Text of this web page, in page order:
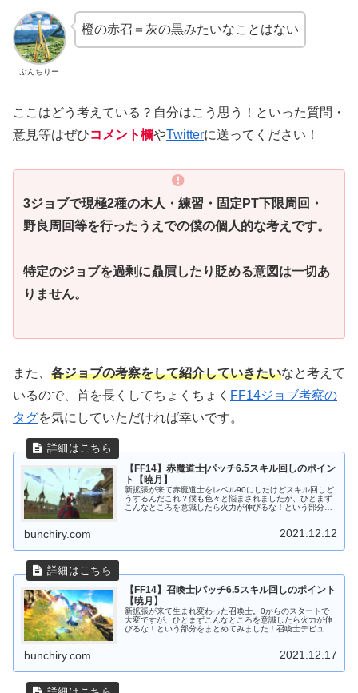
ぶんちりー
橙の赤召＝灰の黒みたいなことはない
ここはどう考えている？自分はこう思う！といった質問・
意見等はぜひコメント欄やTwitterに送ってください！
3ジョブで現極2種の木人・練習・固定PT下限周回・
野良周回等を行ったうえでの僕の個人的な考えです。
特定のジョブを過剰に贔屓したり貶める意図は一切あ
りません。
また、 各ジョブの考察をして紹介していきたいなと考えて
いるので、首を長くしてちょくちょく FF14ジョブ考察の
タグを気にしていただければ幸いです。
【FF14】赤魔道士|パッチ6.5スキル回しのポイン
ト【暁月】
新拡張が来て赤魔道士をレベル90にしたけどスキル回しど
うするんだこれ？僕も色々と悩まされましたが、ひとまず
こんなところを意識したら火力が伸びるな！という部分を
bunchiry.com 2021.12.12
【FF14】召喚士|パッチ6.5スキル回しのポイント
【暁月】
新拡張が来て生まれ変わった召喚士。0からのスタートで
大変ですが、ひとまずこんなところを意識したら火力が伸
びるな！という部分をまとめてみました！召喚士デビュー
bunchiry.com 2021.12.17